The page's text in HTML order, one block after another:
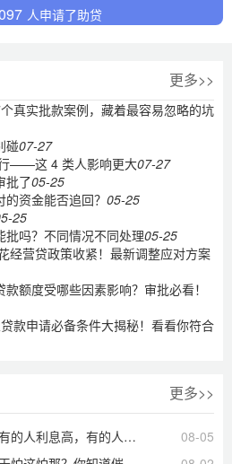
黄先生贷款15万
张女士贷款9.8万
陈先生贷款36万
李先生贷款80万
黄先生贷款15万
吴先生贷款30万
人申请了助贷
更多>>
真实批款案例，藏着最容易忽略的坑
碰07-27
——这 4 类人影响更大07-27
批了05-25
资金能否追回？ 05-25
25
吗？不同情况不同处理05-25
经营贷政策收紧！最新调整应对方案
款额度受哪些因素影响？审批必看！
款申请必备条件大揭秘！看看你符合
更多>>
息高，有的人利息低呢？
08-05